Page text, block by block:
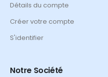
Détails du compte
Créer votre compte
S'identifier
Notre Société